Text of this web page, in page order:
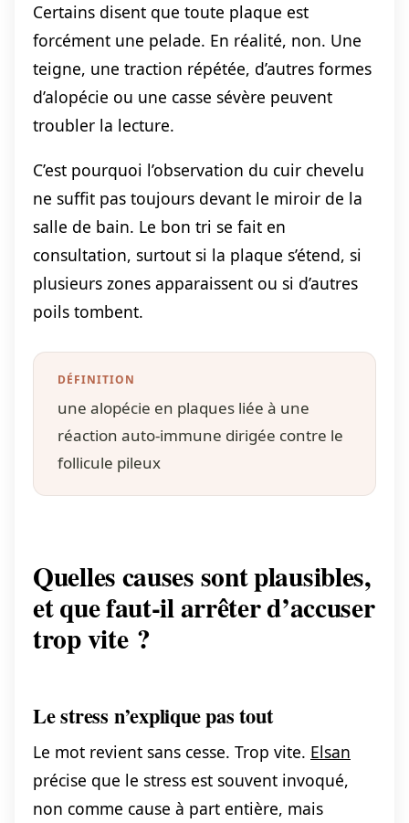
Certains disent que toute plaque est
forcément une pelade. En réalité, non. Une
teigne, une traction répétée, d’autres formes
d’alopécie ou une casse sévère peuvent
troubler la lecture.
C’est pourquoi l’observation du cuir chevelu
ne suffit pas toujours devant le miroir de la
salle de bain. Le bon tri se fait en
consultation, surtout si la plaque s’étend, si
plusieurs zones apparaissent ou si d’autres
poils tombent.
DÉFINITION
une alopécie en plaques liée à une
réaction auto-immune dirigée contre le
follicule pileux
Quelles causes sont plausibles,
et que faut-il arrêter d’accuser
trop vite ?
Le stress n’explique pas tout
Le mot revient sans cesse. Trop vite. Elsan
précise que le stress est souvent invoqué,
non comme cause à part entière, mais